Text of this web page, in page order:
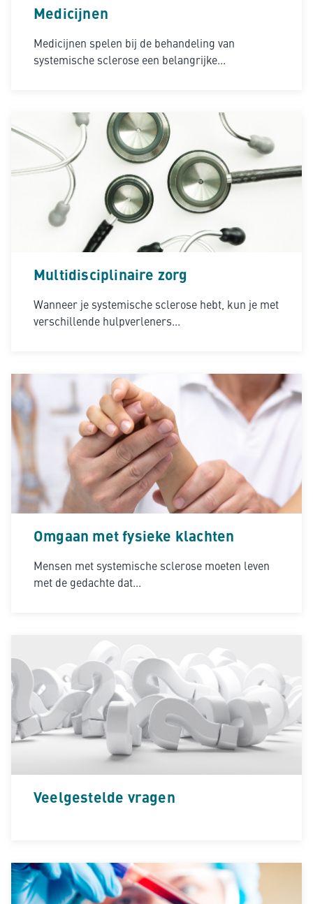
Medicijnen
Medicijnen spelen bij de behandeling van
systemische sclerose een belangrijke...
Multidisciplinaire zorg
Wanneer je systemische sclerose hebt, kun je met
verschillende hulpverleners...
Omgaan met fysieke klachten
Mensen met systemische sclerose moeten leven
met de gedachte dat...
Veelgestelde vragen